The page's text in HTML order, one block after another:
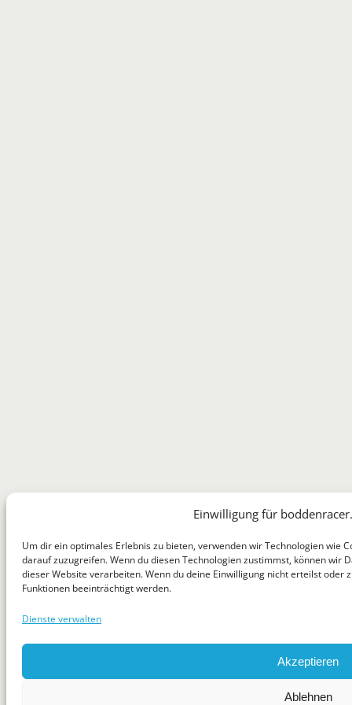
Einwilligung für
Um dir ein optimales Erlebnis zu bieten, verwenden wir Technologien wie
darauf zuzugreifen. Wenn du diesen Technologien zustimmst, können wir
dieser Website verarbeiten. Wenn du deine Einwilligung nicht erteilst oder
Funktionen beeinträchtigt werden.
Dienste verwalten
Akzeptieren
Ablehnen